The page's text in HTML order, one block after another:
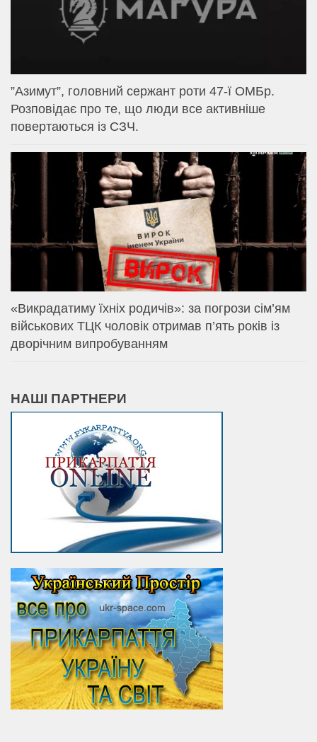
⁨”Азимут”, головний сержант роти 47-ї ОМБр.
Розповідає про те, що люди все активніше
повертаються із СЗЧ.
«Викрадатиму їхніх родичів»: за погрози сім’ям
військових ТЦК чоловік отримав п’ять років із
дворічним випробуванням
НАШІ ПАРТНЕРИ